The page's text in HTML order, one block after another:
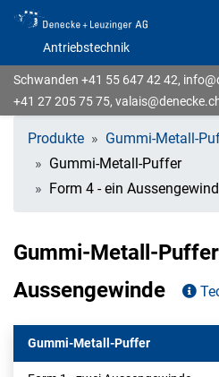
Antriebstechnik
Schwanden +41 55 647 42 42,
+41 27 205 75 75,
Produkte
Gummi-Metall-
Gummi-Metall-Puffer
Form 4 - ein
Gummi-Metall-
Aussengewinde
Gummi-Metall-Puffer